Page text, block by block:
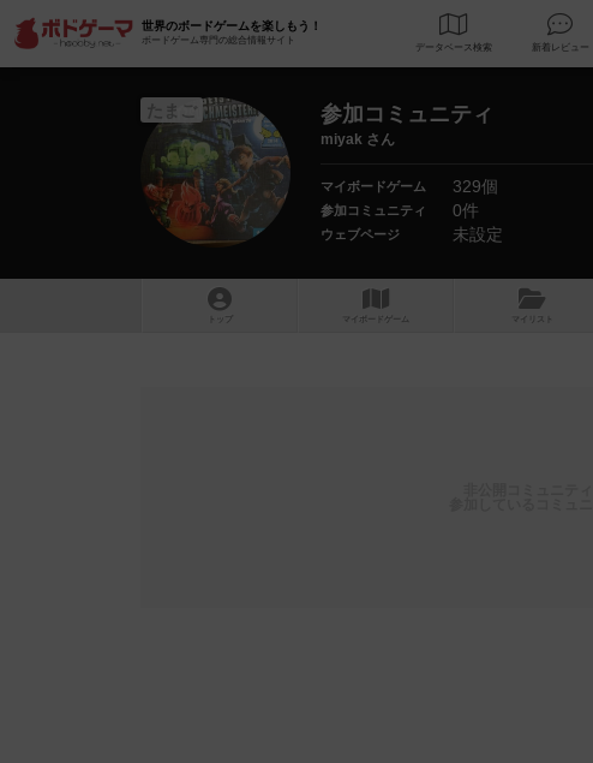
世界のボードゲームを楽しもう！
ボードゲーム専門の総合情報サイト
データベース 検索
たまご 参加コミュニティ
miyak さん
マイボードゲーム 329個
参加コミュニティ 0件
ウェブページ 未設定
トップ マイボードゲーム マイリスト